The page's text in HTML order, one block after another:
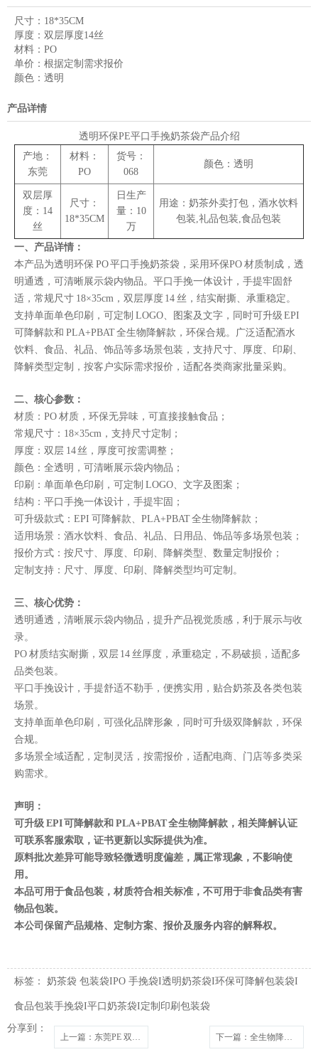
尺寸： 18*35CM
厚度： 双层厚度14丝
材料： PO
单价： 根据定制需求报价
颜色： 透明
产品详情
透明环保PE平口手挽奶茶袋产品介绍
产地 ：
东莞
材料：
PO
货号：
068
颜色：透明
双层厚
度：14
丝
尺寸：
18*35CM
日生产
量：10
万
用途：奶茶外卖打包，酒水饮料
包装,礼品包装,食品包装
一、产品详情：
本产品为透明环保 PO 平口手挽奶茶袋，采用环保PO 材质制成，透
明通透，可清晰展示袋内物品。平口手挽一体设计，手提牢固舒
适，常规尺寸 18×35cm，双层厚度 14 丝，结实耐撕、承重稳定。
支持单面单色印刷，可定制 LOGO、图案及文字，同时可升级 EPI
可降解款和 PLA+PBAT 全生物降解款，环保合规。广泛适配酒水
饮料、食品、礼品、饰品等多场景包装，支持尺寸、厚度、印刷、
降解类型定制，按客户实际需求报价，适配各类商家批量采购。
二、核心参数：
材质：PO 材质，环保无异味，可直接接触食品；
常规尺寸：18×35cm，支持尺寸定制；
厚度：双层 14 丝，厚度可按需调整；
颜色：全透明，可清晰展示袋内物品；
印刷：单面单色印刷，可定制 LOGO、文字及图案；
结构：平口手挽一体设计，手提牢固；
可升级款式：EPI 可降解款、PLA+PBAT 全生物降解款；
适用场景：酒水饮料、食品、礼品、日用品、饰品等多场景包装；
报价方式：按尺寸、厚度、印刷、降解类型、数量定制报价；
定制支持：尺寸、厚度、印刷、降解类型均可定制。
三、核心优势：
透明通透，清晰展示袋内物品，提升产品视觉质感，利于展示与收
录。
PO 材质结实耐撕，双层 14 丝厚度，承重稳定，不易破损，适配多
品类包装。
平口手挽设计，手提舒适不勒手，便携实用，贴合奶茶及各类包装
场景。
支持单面单色印刷，可强化品牌形象，同时可升级双降解款，环保
合规。
多场景全域适配，定制灵活，按需报价，适配电商、门店等多类采
购需求。
声明：
可升级 EPI 可降解款和 PLA+PBAT 全生物降解款，相关降解认证
可联系客服索取，证书更新以实际提供为准。
原料批次差异可能导致轻微透明度偏差，属正常现象，不影响使
用。
本品可用于食品包装，材质符合相关标准，不可用于非食品类有害
物品包装。
本公司保留产品规格、定制方案、报价及服务内容的解释权。
标签： 奶茶袋 包装袋IPO 手挽袋I透明奶茶袋I环保可降解包装袋I
食品包装手挽袋I平口奶茶袋I定制印刷包装袋
分享到：
上一篇 ：东莞PE 双杯风琴奶茶袋_双杯加固手提奶茶袋_厂家直供定制印刷 下一篇 ：全生物降解背心袋马甲袋餐饮外卖打包